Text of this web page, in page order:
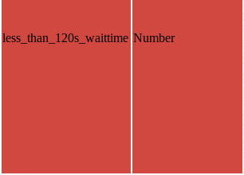
less_than_120s_waittime Number